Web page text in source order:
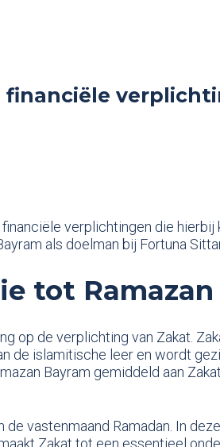
financiële
verplichtingen die
als doelman bij Fortuna
tot Ramazan
op de verplichting van Zakat.
de islamitische leer en wordt
Bayram gemiddeld aan
de vastenmaand Ramadan. In
Zakat tot een essentieel